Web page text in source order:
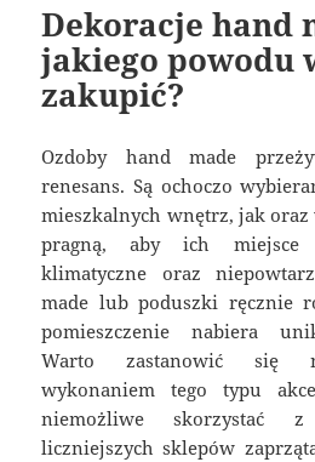
Dekoracje hand
jakiego powodu
zakupić?
Ozdoby hand made
renesans. Są ochoczo
mieszkalnych wnętrz, jak oraz
pragną, aby ich miejsce
klimatyczne oraz
made lub poduszki ręcznie
pomieszczenie nabiera
Warto zastanowić się
wykonaniem tego typu
niemożliwe skorzystać
liczniejszych sklepów